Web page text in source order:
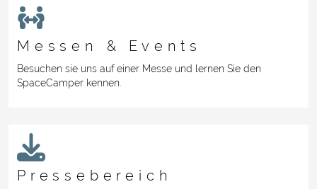
Messen & Events
Besuchen sie uns auf einer Messe und lernen Sie den
SpaceCamper kennen.
Pressebereich